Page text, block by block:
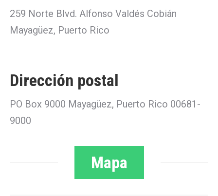
259 Norte Blvd. Alfonso Valdés Cobián
Mayagüez, Puerto Rico
Dirección postal
PO Box 9000 Mayagüez, Puerto Rico 00681-
9000
Mapa